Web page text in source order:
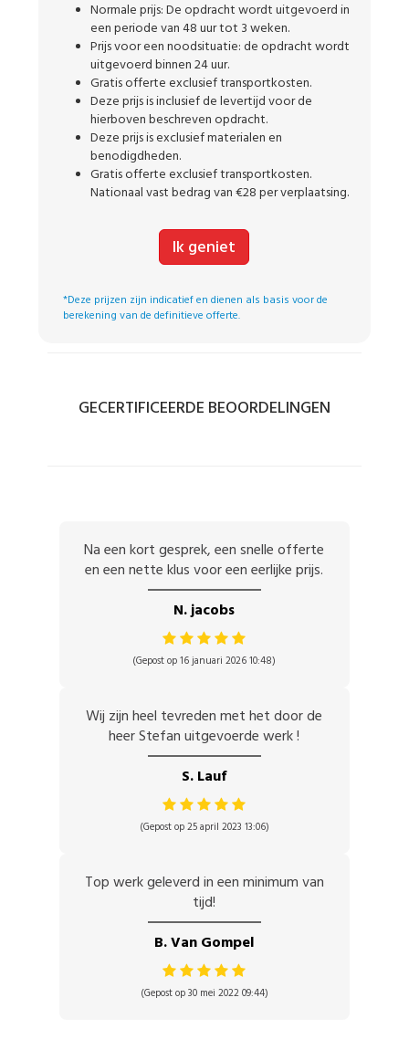
Normale prijs: De opdracht wordt uitgevoerd in
een periode van 48 uur tot 3 weken.
Prijs voor een noodsituatie: de opdracht wordt
uitgevoerd binnen 24 uur.
Gratis offerte exclusief transportkosten.
Deze prijs is inclusief de levertijd voor de
hierboven beschreven opdracht.
Deze prijs is exclusief materialen en
benodigdheden.
Gratis offerte exclusief transportkosten.
Nationaal vast bedrag van €28 per verplaatsing.
Ik geniet
*Deze prijzen zijn indicatief en dienen als basis voor de
berekening van de definitieve offerte.
GECERTIFICEERDE BEOORDELINGEN
Na een kort gesprek, een snelle offerte
en een nette klus voor een eerlijke prijs.
N. jacobs
(Gepost op 16 januari 2026 10:48)
Wij zijn heel tevreden met het door de
heer Stefan uitgevoerde werk !
S. Lauf
(Gepost op 25 april 2023 13:06)
Top werk geleverd in een minimum van
tijd!
B. Van Gompel
(Gepost op 30 mei 2022 09:44)